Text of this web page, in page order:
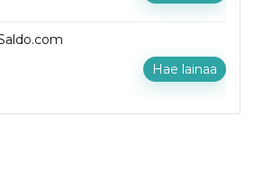
Hae lainaa